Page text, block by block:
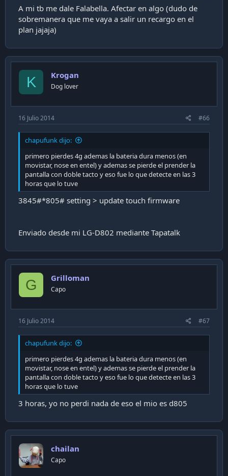
A mi tb me dale Falabella. Afectar en algo (dudo de
sobremanera que me vaya a salir un recargo en el
plan jajaja)
K Krogan
Dog lover
16 Julio 2014 #66
chapufunk dijo:
primero pierdes 4g ademas la bateria dura menos (en
movistar, nose en entel) y ademas se pierde el prender la
pantalla con doble tacto y eso fue lo que detecte en las 3
horas que lo tuve
3845#*805# setting > update touch firmware
Enviado desde mi LG-D802 mediante Tapatalk
G Grilloman
Capo
16 Julio 2014 #67
chapufunk dijo:
primero pierdes 4g ademas la bateria dura menos (en
movistar, nose en entel) y ademas se pierde el prender la
pantalla con doble tacto y eso fue lo que detecte en las 3
horas que lo tuve
3 horas, yo no perdi nada de eso el mio es d805
chailan
Capo